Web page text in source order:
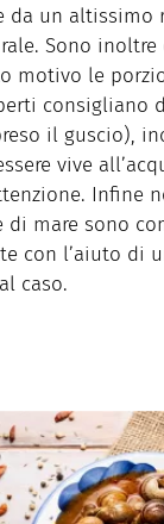
da un altissimo
Sono
motivo le
consigliano
il guscio),
vive
Infine
di mare sono
con l’aiuto di
caso.